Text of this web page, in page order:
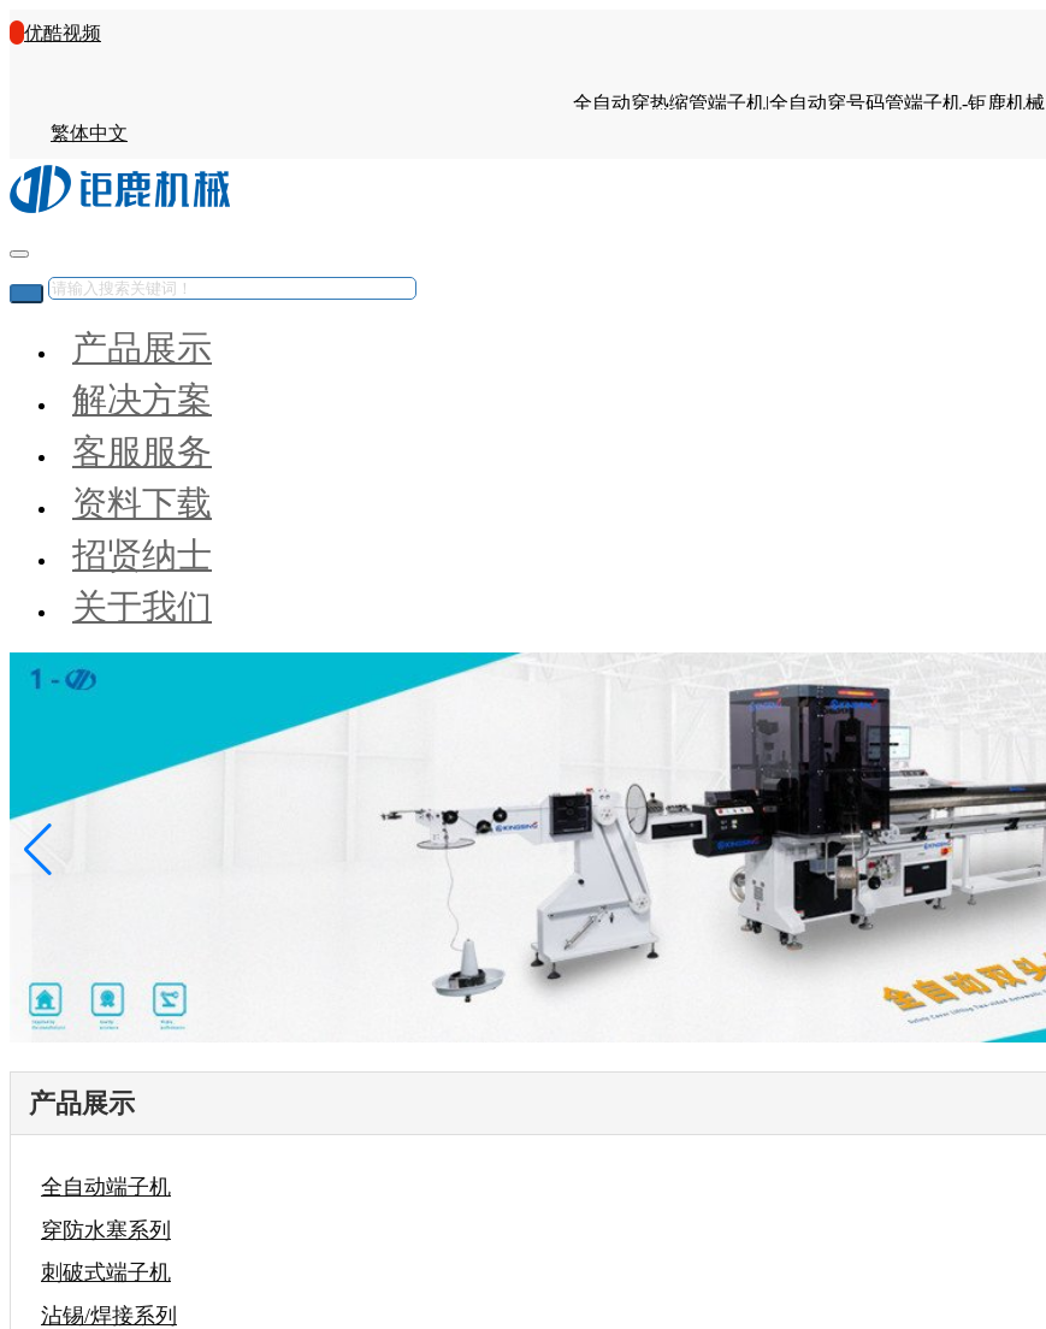
优酷视频
全自动穿热缩管端子机|全自动穿号码管端子机-钜鹿机械
繁体中文
产品展示
解决方案
客服服务
资料下载
招贤纳士
关于我们
产品展示
全自动端子机
穿防水塞系列
刺破式端子机
沾锡/焊接系列